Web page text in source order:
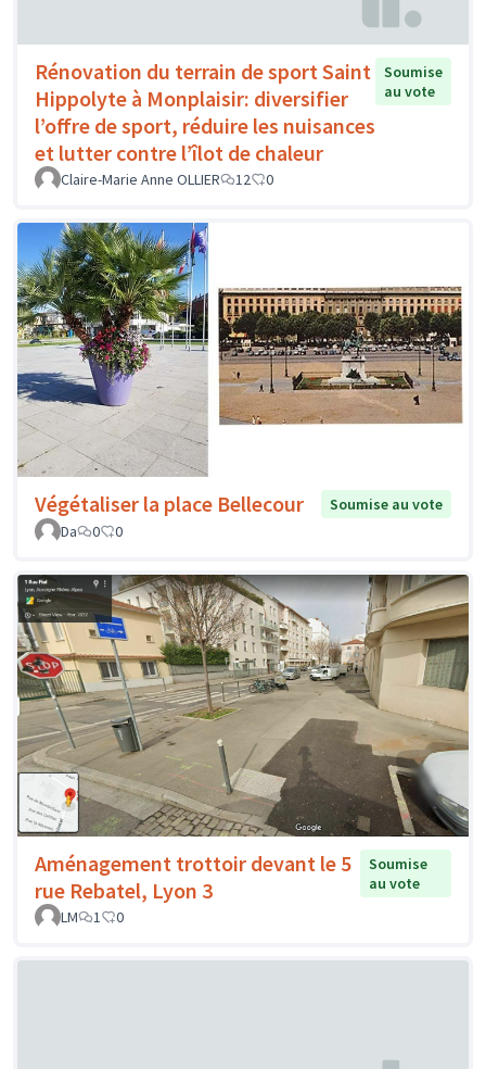
Rénovation du terrain de sport Saint
Hippolyte à Monplaisir: diversifier
l’offre de sport, réduire les nuisances
et lutter contre l’îlot de chaleur
Soumise
au vote
Claire-Marie Anne OLLIER 12 0
Végétaliser la place Bellecour
Soumise au vote
Da
0 0
Aménagement trottoir devant le 5
rue Rebatel, Lyon 3
Soumise
au vote
LM
1 0